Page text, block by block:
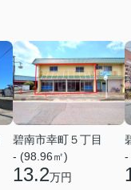
碧南市幸町５丁目
- (98.96㎡)
13.2万円
-